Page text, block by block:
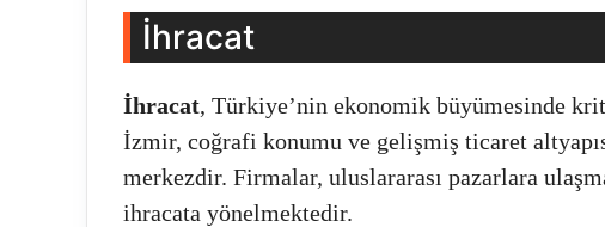
İhracat
İhracat, Türkiye’nin ekonomik büyümesinde
İzmir, coğrafi konumu ve gelişmiş ticaret
merkezdir. Firmalar, uluslararası pazarlara
ihracata yönelmektedir.